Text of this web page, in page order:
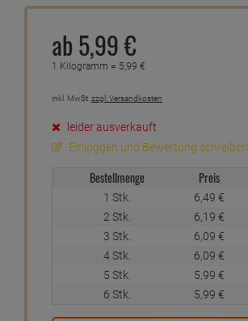
ab 5,99€
1 Kilogramm = 5,99 €
inkl. MwSt.zzgl. Versandkosten
leider ausverkauft
Einloggen und Bewertung schreiben
Bestellmenge Preis
1 Stk. 6, 49 €
2 Stk.
6, 19 €
3 Stk.
6, 09 €
4 Stk.
6, 09 €
5 Stk.
5, 99 €
6 Stk.
5, 99 €